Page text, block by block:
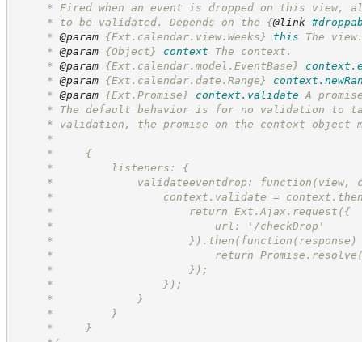
* Fired when an event is dropped on this view,
* to be validated. Depends on the {@link
* @param {Ext.calendar.view.Weeks} this
The
* @param {Object} context
The context.
* @param {Ext.calendar.model.EventBase}
* @param {Ext.calendar.date.Range}
* @param {Ext.Promise} context.validate A
* The default behavior is for no validation to
* validation, the promise on the context object
*
*     {
*         listeners: {
*             validateeventdrop: function(view,
*                 context.validate =
*                     return Ext.Ajax.request({
*                         url: '/checkDrop'
*                     }).then(function(response)
*                         return
*                     });
*                 });
*             }
*         }
*     }